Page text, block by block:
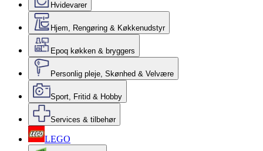
Hvidevarer
Hjem, Rengøring & Køkkenudstyr
Epoq køkken & bryggers
Personlig pleje, Skønhed & Velvære
Sport, Fritid & Hobby
Services & tilbehør
LEGO